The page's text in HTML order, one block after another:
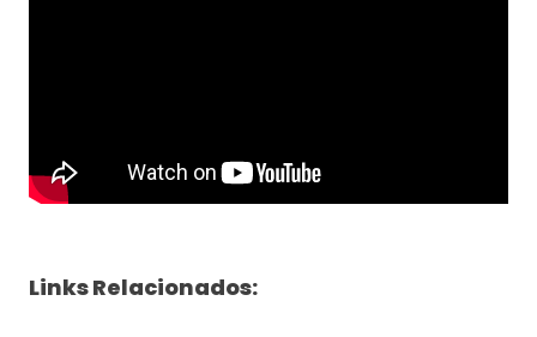
Links Relacionados: